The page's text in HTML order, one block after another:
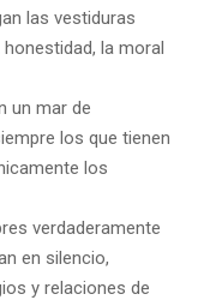
las vestiduras
la moral
un mar de
los que tienen
los
verdaderamente
en silencio,
y relaciones de